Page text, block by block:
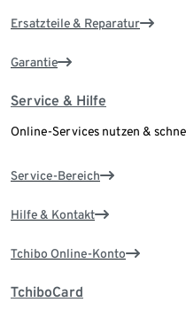
Ersatzteile & Reparatur
Garantie
Service & Hilfe
Online-Services nutzen &
Service-Bereich
Hilfe & Kontakt
Tchibo Online-Konto
TchiboCard